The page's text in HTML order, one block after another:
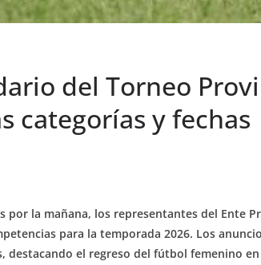
del Torneo
categorías y fechas
por la mañana, los representantes del Ente
para la temporada 2026. Los
destacando el regreso del fútbol femenino